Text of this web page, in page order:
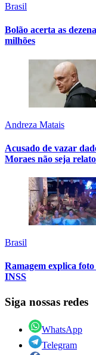
Brasil
Bolão acerta as
milhões
Andreza Matais
Acusado de vazar
Moraes não seja
Brasil
Ramagem explica
INSS
Siga nossas redes
WhatsApp
Telegram